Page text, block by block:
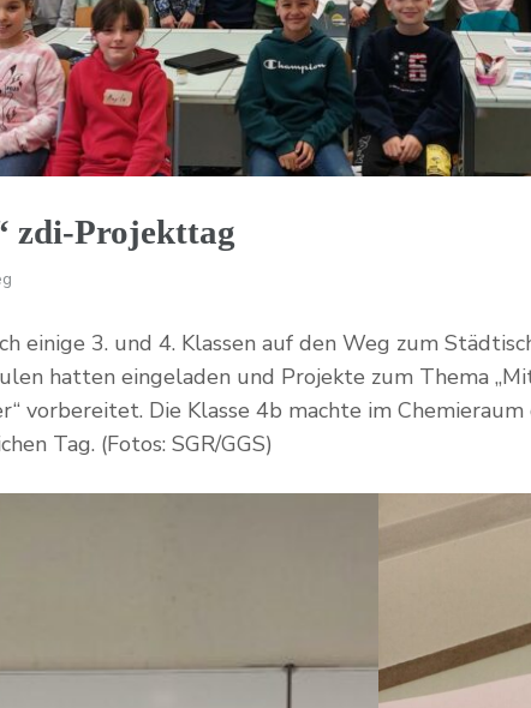
zdi-Projekttag
einige 3. und 4. Klassen auf den Weg zum
hatten eingeladen und Projekte zum Thema
vorbereitet. Die Klasse 4b machte im
Tag. (Fotos: SGR/GGS)